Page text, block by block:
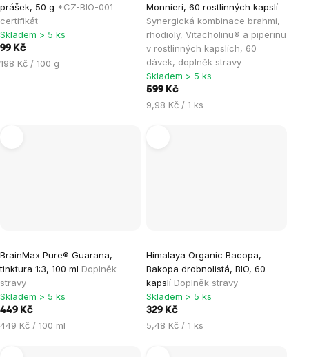
prášek, 50 g *CZ-BIO-001
certifikát
Skladem > 5 ks
99 Kč
Měrná
198 Kč / 100 g
Monnieri, 60 rostlinných kapslí
Synergická kombinace brahmi,
rhodioly, Vitacholinu® a piperinu
v rostlinných kapslích, 60
dávek, doplněk stravy
Skladem > 5 ks
599 Kč
Měrná
9,98 Kč / 1 ks
BrainMax Pure® Guarana,
tinktura 1:3, 100 ml Doplněk
stravy
Skladem > 5 ks
449 Kč
Měrná
449 Kč / 100 ml
Himalaya Organic Bacopa,
Bakopa drobnolistá, BIO, 60
kapslí Doplněk stravy
Skladem > 5 ks
329 Kč
Měrná
5,48 Kč / 1 ks